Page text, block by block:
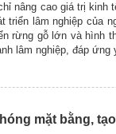
nâng cao giá trị
triển lâm nghiệp của
rừng gỗ lớn và hình
lâm nghiệp, đáp
mặt bằng,